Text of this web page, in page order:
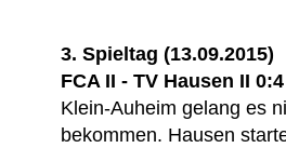
3. Spieltag (13.09.2015)
FCA II - TV Hausen II
Klein-Auheim gelang es
bekommen. Hausen